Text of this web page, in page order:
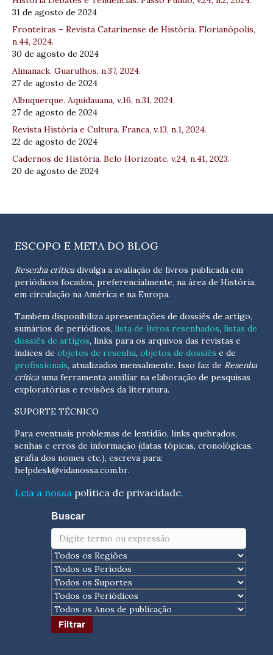
31 de agosto de 2024
Fronteiras – Revista Catarinense de História. Florianópolis,
n.44, 2024.
30 de agosto de 2024
Almanack. Guarulhos, n.37, 2024.
27 de agosto de 2024
Albuquerque. Aquidauana, v.16, n.31, 2024.
27 de agosto de 2024
Revista História e Cultura. Franca, v.13, n.1, 2024.
22 de agosto de 2024
Cadernos de História. Belo Horizonte, v.24, n.41, 2023.
20 de agosto de 2024
ESCOPO E META DO BLOG
Resenha críticadivulga a avaliação de livros publicada em
periódicos focados, preferencialmente, na área de História,
em circulação na América e na Europa.
Também disponibiliza apresentações de dossiês de artigo,
sumários de periódicos, lista de livros resenhados, listas de
dossiês de artigos, links para os arquivos das revistas e
índices de objetos de resenha, objetos de dossiês e de
profissionais, atualizados mensalmente. Isso faz de Resenha
críticauma ferramenta auxiliar na elaboração de pesquisas
exploratórias e revisões da literatura.
SUPORTE TÉCNICO
Para eventuais problemas de lentidão, links quebrados,
senhas e erros de informação (datas tópicas, cronológicas,
helpdesk@vidanossa.com.br.
Leia a nossa política de privacidade.
Buscar